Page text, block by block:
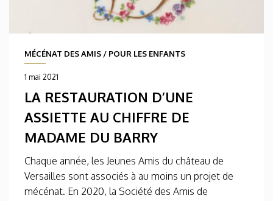
MÉCÉNAT DES AMIS / POUR LES ENFANTS
1 mai 2021
LA RESTAURATION D’UNE
ASSIETTE AU CHIFFRE DE
MADAME DU BARRY
Chaque année, les Jeunes Amis du château de
Versailles sont associés à au moins un projet de
mécénat. En 2020, la Société des Amis de